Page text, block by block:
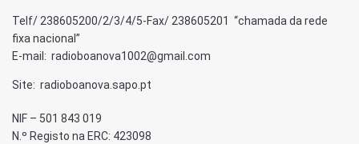
Telf/ 238605200/2/3/4/5-Fax/ 238605201 “chamada da rede
fixa nacional”
E-mail: radioboanova1002@gmail.com
Site: radioboanova.sapo.pt
NIF – 501 843 019
N.º Registo na ERC: 423098